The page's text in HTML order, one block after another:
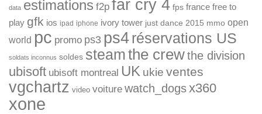
data estimations f2p far cry 4 fps france free to
play gfk ios ipad iphone ivory tower just dance 2015 mmo open
world pc promo ps3 ps4réservations US
soldats inconnus soldes steamthe crewthe division
ubisoft ubisoft montreal UK ukie ventes
vgchartz video voiture watch_dogsx360
xone